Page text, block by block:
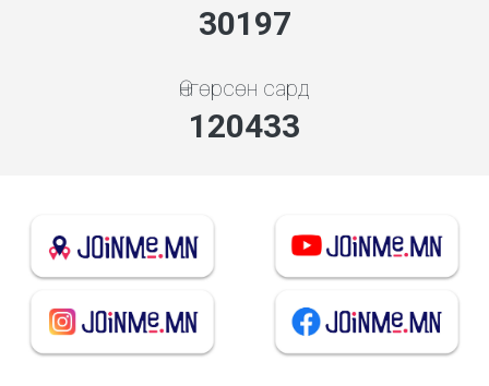
34843
Өнгөрсөн сард
138961